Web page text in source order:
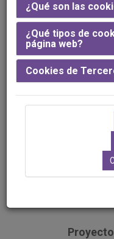
¿Qué son las
¿Qué tipos de
página web?
Cookies de
IMPORTANTE: La
Aula Virtual de Póster,
exponer su póster de
expondrán mediante un
Plantillas oficiales
La organización del
serie de plantillas en
que elabore su póster en
. Les
los mismos contenidos
que figure en la
la composición de la